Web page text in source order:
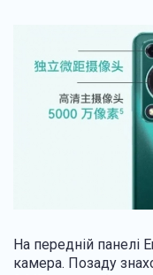
На передній панелі
камера. Позаду